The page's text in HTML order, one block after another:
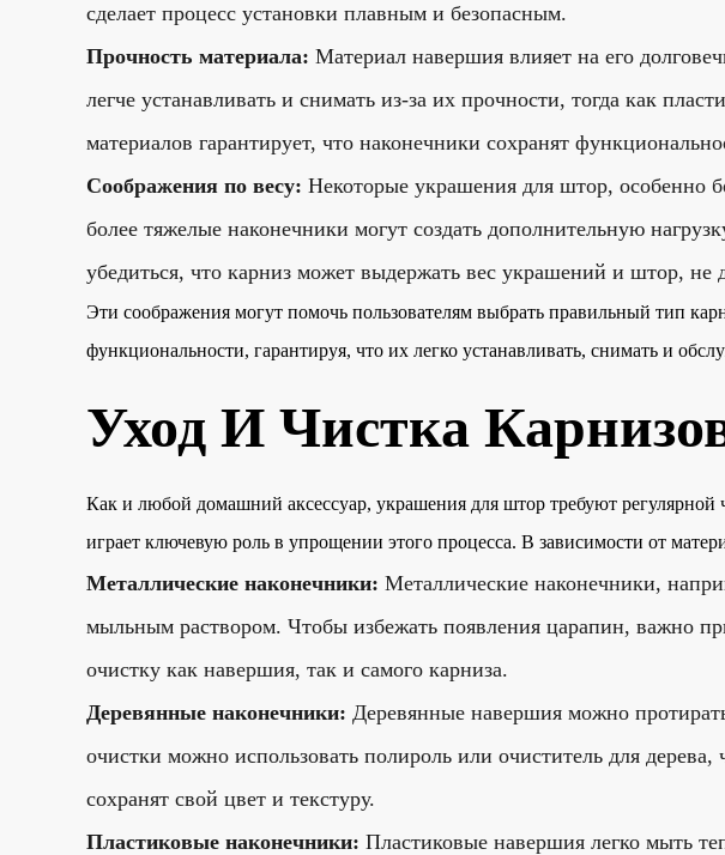
сделает процесс установки плавным и безопасным.
Прочность материала: Материал навершия влияет на его
легче устанавливать и снимать из-за их прочности, тогда как
материалов гарантирует, что наконечники сохранят
Соображения по весу: Некоторые украшения для штор, особенно
более тяжелые наконечники могут создать дополнительную
убедиться, что карниз может выдержать вес украшений и штор, не
Эти соображения могут помочь пользователям выбрать правильный тип
функциональности, гарантируя, что их легко устанавливать, снимать и
Уход И Чистка
Как и любой домашний аксессуар, украшения для штор требуют
играет ключевую роль в упрощении этого процесса. В зависимости от
Металлические наконечники: Металлические наконечники,
мыльным раствором. Чтобы избежать появления царапин, важно
очистку как навершия, так и самого карниза.
Деревянные наконечники: Деревянные навершия можно
очистки можно использовать полироль или очиститель для
сохранят свой цвет и текстуру.
Пластиковые наконечники: Пластиковые навершия легко мыть